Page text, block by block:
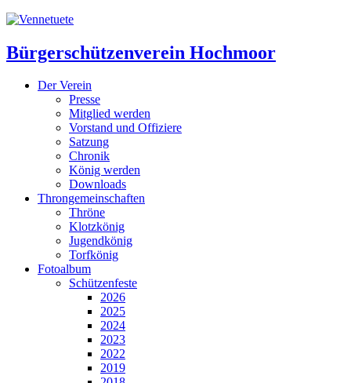
Bürgerschützenverein Hochmoor
Der Verein
Presse
Mitglied werden
Vorstand und Offiziere
Satzung
Chronik
König werden
Downloads
Throngemeinschaften
Thröne
Klotzkönig
Jugendkönig
Torfkönig
Fotoalbum
Schützenfeste
2026
2025
2024
2023
2022
2019